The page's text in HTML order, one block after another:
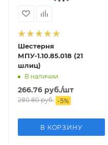
Шестерня
МПУ-1.10.85.018 (21
шлиц)
В наличии
266.76 руб./шт
280.80руб. -5%
В КОРЗИНУ